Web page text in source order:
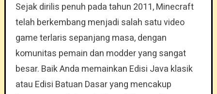
Sejak dirilis penuh pada tahun 2011, Minecraft
telah berkembang menjadi salah satu video
game terlaris sepanjang masa, dengan
komunitas pemain dan modder yang sangat
besar. Baik Anda memainkan Edisi Java klasik
atau Edisi Batuan Dasar yang mencakup